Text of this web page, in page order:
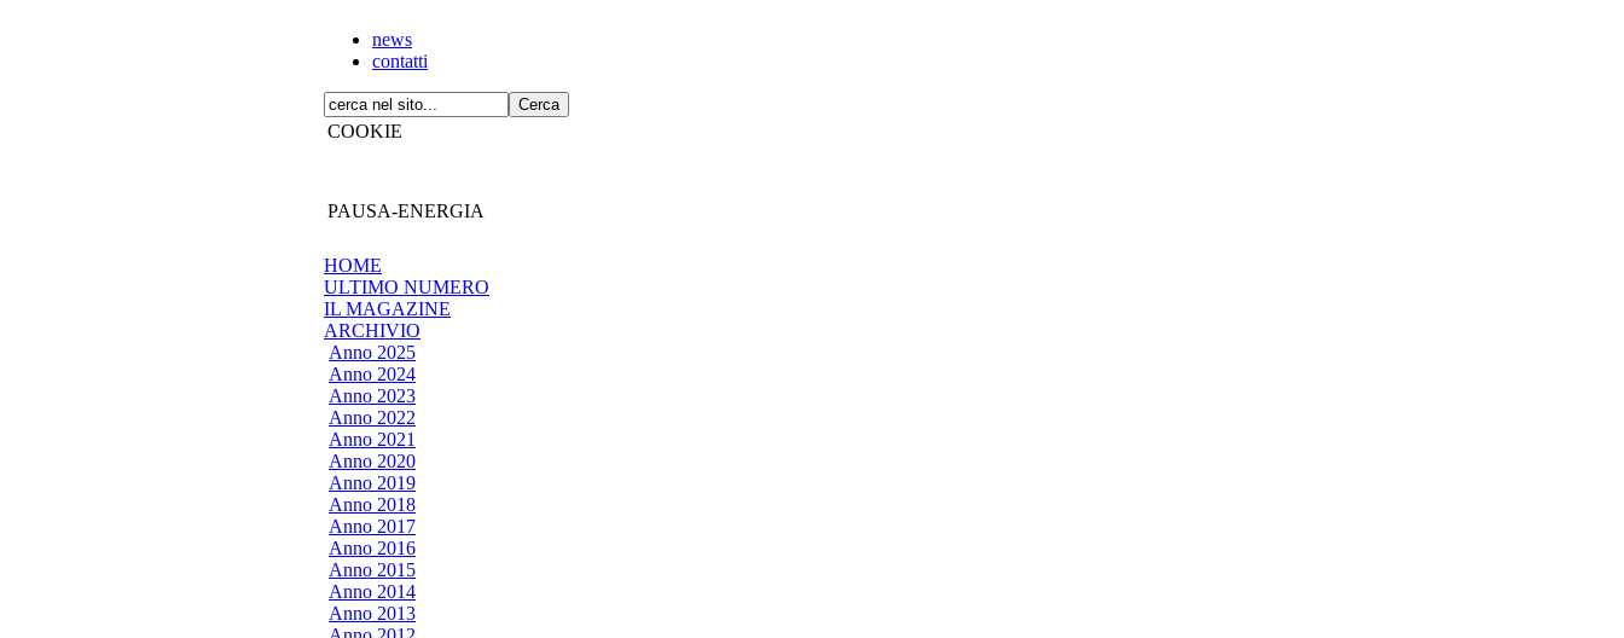
news
contatti
COOKIE
PAUSA-ENERGIA
HOME
ULTIMO NUMERO
IL MAGAZINE
ARCHIVIO
Anno 2025
Anno 2024
Anno 2023
Anno 2022
Anno 2021
Anno 2020
Anno 2019
Anno 2018
Anno 2017
Anno 2016
Anno 2015
Anno 2014
Anno 2013